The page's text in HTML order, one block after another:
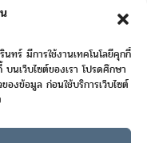
ทร์ มีการใช้งานเทคโนโลยีคุกกี้
นเว็บไซต์ของเรา โปรดศึกษา
องข้อมูล ก่อนใช้บริการเว็บไซต์